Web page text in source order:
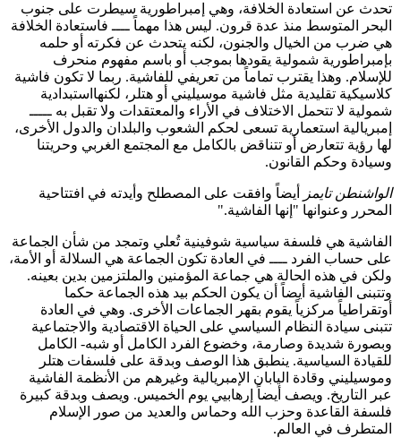
تحدث عن استعادة الخلافة، وهي إمبراطورية سيطرت على جنوب
البحر المتوسط منذ عدة قرون. ليس هذا مهماً ــــ فاستعادة الخلافة
هي ضرب من الخيال والجنون، لكنه يتحدث عن فكرته أو حلمه
بإمبراطورية شمولية يقودها بموجب أو باسم مفهوم منحرف
للإسلام. وهذا يقترب تماماً من تعريفي للفاشية. ربما لا تكون فاشية
كلاسيكية تقليدية مثل فاشية موسيليني أو هتلر، لكنهااستبدادية
شمولية لا تتحمل الاختلاف في الأراء والمعتقدات ولا تقبل به ـــــ
إمبريالية استعمارية تسعى لحكم الشعوب والبلدان والدول الأخرى،
لها رؤية تتعارض أو تتناقض بالكامل مع المجتمع الغربي وحريتنا
وسيادة وحكم القانون.
الواشنطن تايمز
أيضاً وافقت على المصطلح وأيدته في افتتاحية
المحرر وعنوانها "إنها الفاشية."
الفاشية هي فلسفة سياسية شوفينية تُعلي وتمجد من شأن الجماعة
على حساب الفرد ــــ في العادة تكون الجماعة هي السلالة أو الأمة،
ولكن في هذه الحالة هي جماعة المؤمنين والملتزمين بدين بعينه.
وتتبنى الفاشية أيضاً أن يكون الحكم بيد هذه الجماعة حكما
أوتقراطياً مركزياً يقوم بقهر الجماعات الأخرى. وهي في العادة
تتبنى سيادة النظام السياسي على الحياة الاقتصادية والاجتماعية
وبصورة شديدة وصارمة، وخضوع الفرد الكامل أو شبه- الكامل
للقيادة السياسية. ينطبق هذا الوصف وبدقة على فلسفات هتلر
وموسيليني وقادة اليابان الإمبريالية وغيرهم من الأنظمة الفاشية
عبر التاريخ. ويصف أيضاً إرهابيي يوم الخميس. ويصف وبدقة كبيرة
فلسفة القاعدة وحزب الله وحماس والعديد من صور الإسلام
المتطرف في العالم.